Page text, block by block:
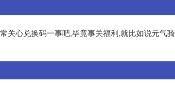
关心兑换码一事吧,毕竟事关福利,就比如说元气